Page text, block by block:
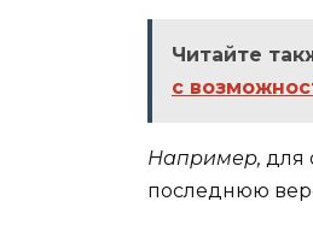
Читайте
с
Например, для
последнюю